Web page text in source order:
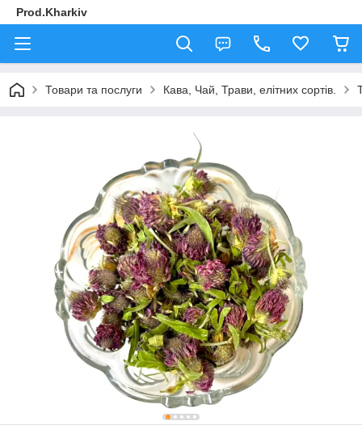
Prod.Kharkiv
Товари та послуги Кава, Чай, Трави, елітних сортів.